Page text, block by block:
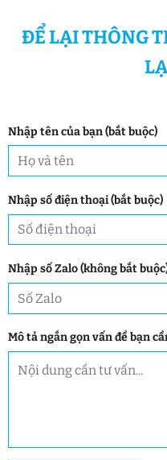
ĐỂ LẠI THÔNG
Nhập tên của bạn (bắt buộc)
Nhập số điện thoại (bắt buộc)
Nhập số Zalo (không bắt
Mô tả ngắn gọn vấn đề bạn